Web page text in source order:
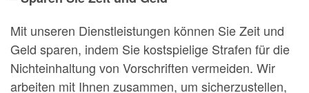
Mit unseren Dienstleistungen können Sie Zeit und
Geld sparen, indem Sie kostspielige Strafen für die
Nichteinhaltung von Vorschriften vermeiden. Wir
arbeiten mit Ihnen zusammen, um sicherzustellen,